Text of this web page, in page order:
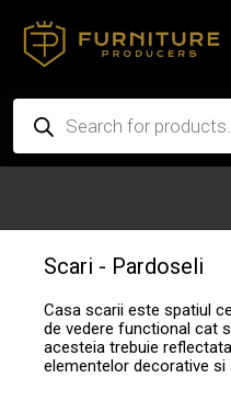
content
Products
search
Scari - Pardoseli
Casa scarii este spatiul
de vedere functional cat
acesteia trebuie
elementelor decorative si